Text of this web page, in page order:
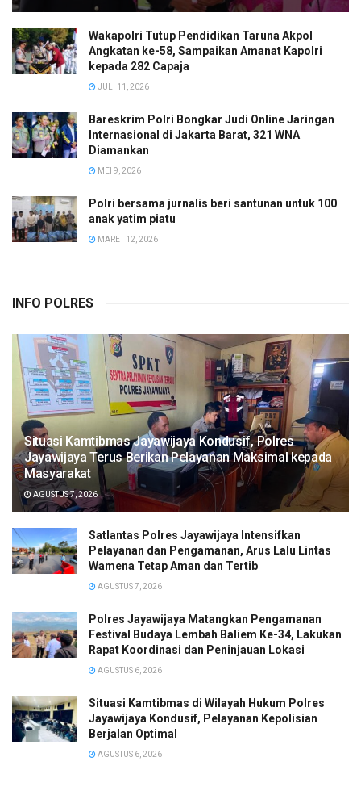
Wakapolri Tutup Pendidikan Taruna Akpol
Angkatan ke-58, Sampaikan Amanat Kapolri
kepada 282 Capaja
JULI 11, 2026
Bareskrim Polri Bongkar Judi Online Jaringan
Internasional di Jakarta Barat, 321 WNA
Diamankan
MEI 9, 2026
Polri bersama jurnalis beri santunan untuk 100
anak yatim piatu
MARET 12, 2026
INFO POLRES
Situasi Kamtibmas Jayawijaya Kondusif, Polres
Jayawijaya Terus Berikan Pelayanan Maksimal kepada
Masyarakat
AGUSTUS 7, 2026
Satlantas Polres Jayawijaya Intensifkan
Pelayanan dan Pengamanan, Arus Lalu Lintas
Wamena Tetap Aman dan Tertib
AGUSTUS 7, 2026
Polres Jayawijaya Matangkan Pengamanan
Festival Budaya Lembah Baliem Ke-34, Lakukan
Rapat Koordinasi dan Peninjauan Lokasi
AGUSTUS 6, 2026
Situasi Kamtibmas di Wilayah Hukum Polres
Jayawijaya Kondusif, Pelayanan Kepolisian
Berjalan Optimal
AGUSTUS 6, 2026